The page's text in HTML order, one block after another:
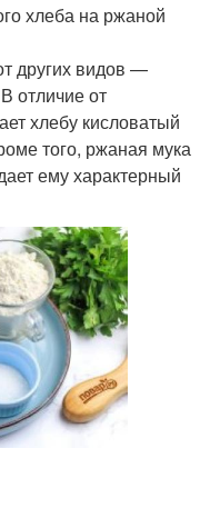
хлеба на ржаной
других видов —
отличие от
хлебу кисловатый
того, ржаная мука
ему характерный